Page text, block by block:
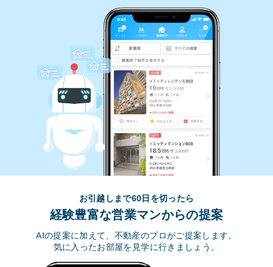
お引越しまで60日を切ったら
経験豊富な営業マンからの提案
AIの提案に加えて、不動産のプロがご提案します。
気に入ったお部屋を見学に行きましょう。